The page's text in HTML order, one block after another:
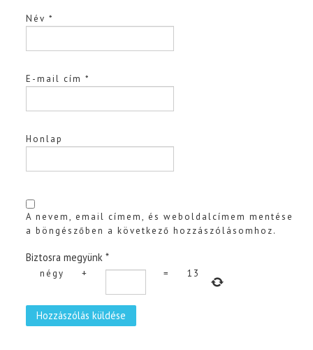
Név*
E-mail cím*
Honlap
A nevem, email címem, és weboldalcímem mentése
a böngészőben a következő hozzászólásomhoz.
Biztosra megyünk *
négy + = 13